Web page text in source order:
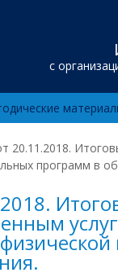
с
20.11.2018.
программ в